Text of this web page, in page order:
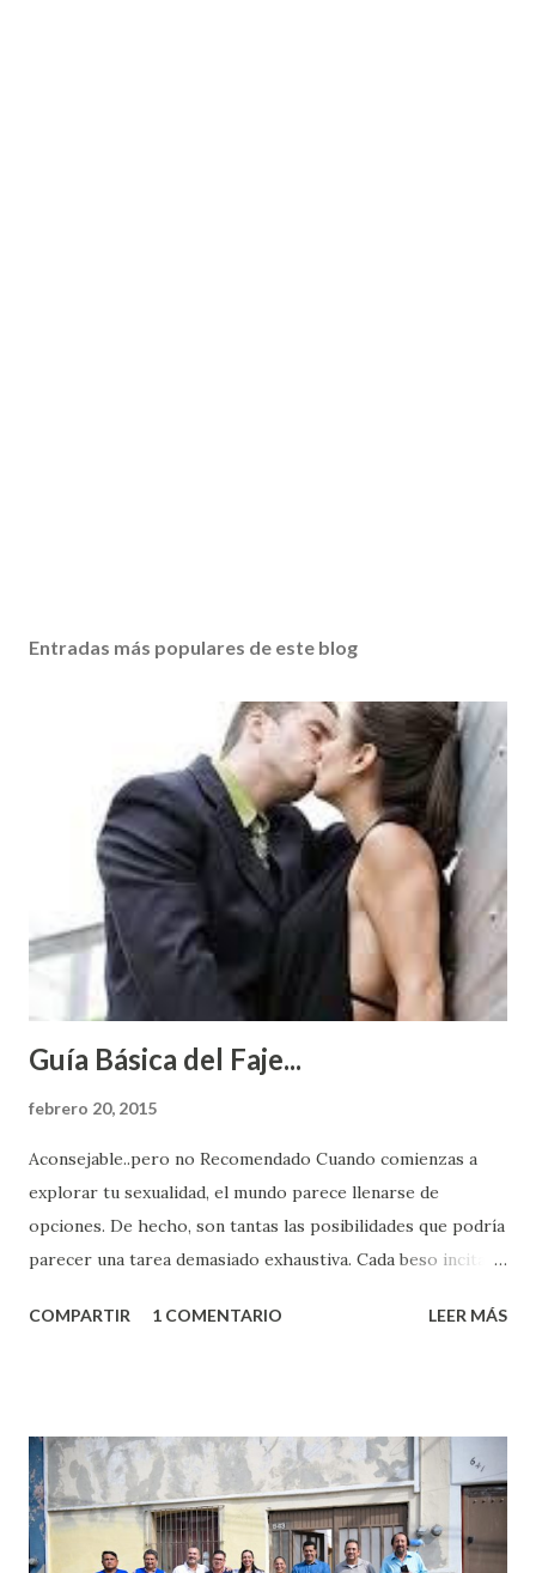
Entradas más populares de este blog
Guía Básica del Faje...
febrero 20, 2015
Aconsejable..pero no Recomendado Cuando comienzas a
explorar tu sexualidad, el mundo parece llenarse de
opciones. De hecho, son tantas las posibilidades que podría
parecer una tarea demasiado exhaustiva. Cada beso incita
partes de ti que jamás hubieras imaginado. El problema es
conoces ni la mitad de lo que deberías saber. Pero incluso
quienes ya han tenido relaciones sexuales no son expertos
o expertas en el tema. Siempre hay algo nuevo que
aprender y nuevas experiencias que conocer. Si eres una
COMPARTIR 1 COMENTARIO LEER MÁS